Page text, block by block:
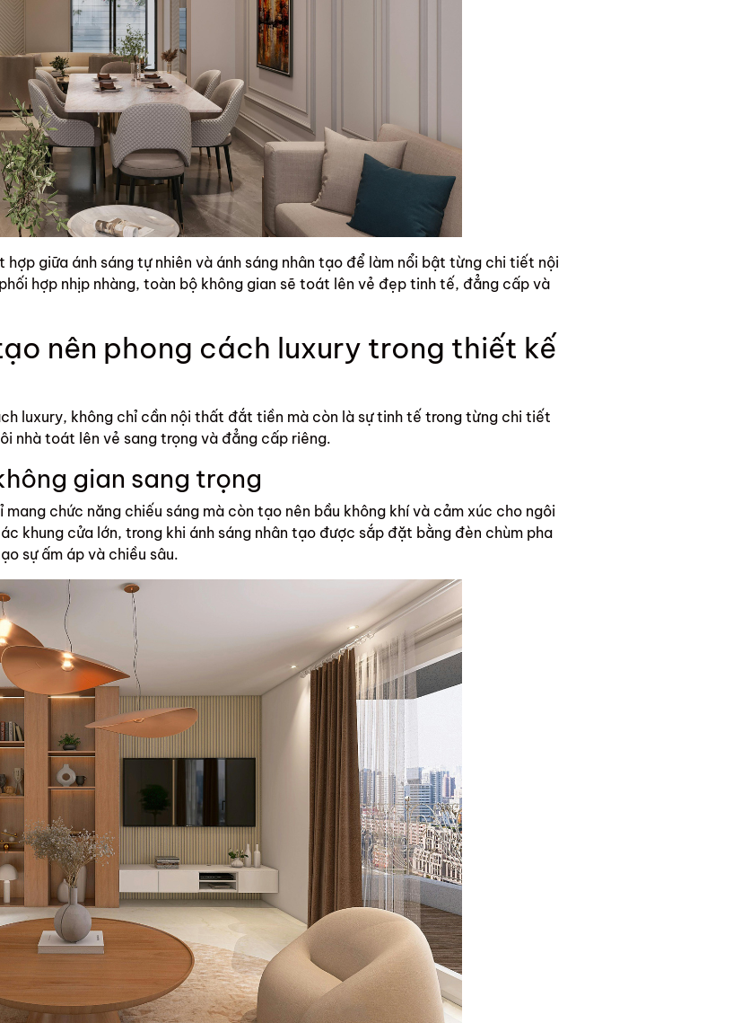
giữa ánh sáng tự nhiên và ánh sáng nhân tạo để làm nổi bật từng chi tiết nội
hợp nhịp nhàng, toàn bộ không gian sẽ toát lên vẻ đẹp tinh tế, đẳng cấp và
nên phong cách luxury trong thiết kế
luxury, không chỉ cần nội thất đắt tiền mà còn là sự tinh tế trong từng chi tiết
nhà toát lên vẻ sang trọng và đẳng cấp riêng.
gian sang trọng
chức năng chiếu sáng mà còn tạo nên bầu không khí và cảm xúc cho ngôi
khung cửa lớn, trong khi ánh sáng nhân tạo được sắp đặt bằng đèn chùm pha
sự ấm áp và chiều sâu.